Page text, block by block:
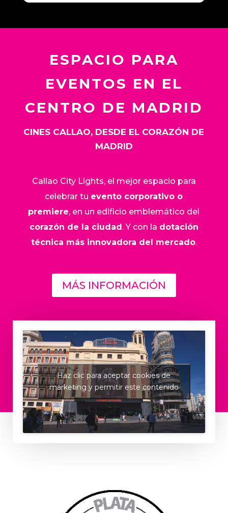
ESPACIO PARA
EVENTOS EN EL
CENTRO DE MADRID
CINES CALLAO, DESDE EL CORAZÓN DE
MADRID
Callao City Lights, el mejor espacio para
celebrar tu evento corporativo o
premiere, en un edificio emblemático del
corazón de la ciudad. Y con la dotación
técnica más innovadora del mercado.
MÁS INFORMACIÓN
Haz clic para aceptar cookies de
marketing y permitir este contenido